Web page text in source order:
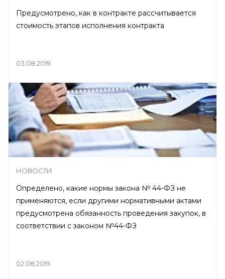
Предусмотрено, как в контракте рассчитывается
стоимость этапов исполнения контракта
03.08.2019
НОВОСТИ
Определено, какие нормы закона № 44-ФЗ не
применяются, если другими нормативными актами
предусмотрена обязанность проведения закупок, в
соответствии с законом №44-ФЗ
02.08.2019